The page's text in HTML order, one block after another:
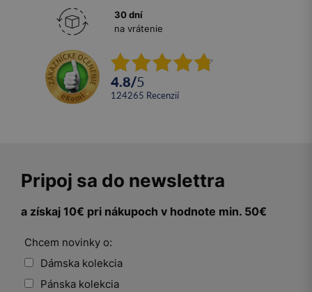
30 dní
na vrátenie
4.8/5
124265 recenzií
Pripoj sa do newslettra
a získaj 10€ pri nákupoch v hodnote min. 50€
Chcem novinky o:
Dámska kolekcia
Pánska kolekcia